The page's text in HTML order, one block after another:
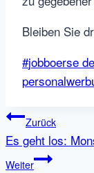
Bleiben Sie
Schlagworte:
#jobboerse
Zurück
Es geht los:
Weiter